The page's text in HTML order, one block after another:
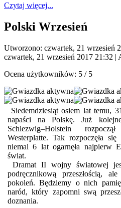
Czytaj więcej...
Polski Wrzesień
Utworzono: czwartek, 21 wrzesień
czwartek, 21 wrzesień 2017 21:32 |
Ocena użytkowników: 5 / 5
Siedemdziesiąt osiem lat temu,
napaści na Polskę. Już
Schlezwig–Holstein
Westerplatte. Tak rozpoczęła
niemal 6 lat ogarnęła najpierw
świat.
Dramat II wojny światowej
podręcznikową przeszłością,
pokoleń. Będziemy o nich
naród, który zapomni swą
doznania.